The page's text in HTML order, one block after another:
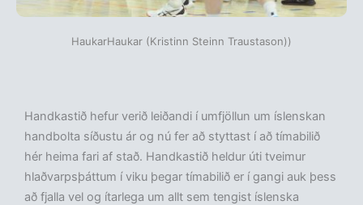
HaukarHaukar (Kristinn Steinn Traustason))
Handkastið hefur verið leiðandi í umfjöllun um íslenskan
handbolta síðustu ár og nú fer að styttast í að tímabilið
hér heima fari af stað. Handkastið heldur úti tveimur
hlaðvarpsþáttum í viku þegar tímabilið er í gangi auk þess
að fjalla vel og ítarlega um allt sem tengist íslenska